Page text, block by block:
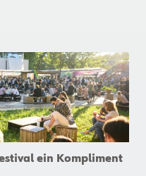
ein Kompliment